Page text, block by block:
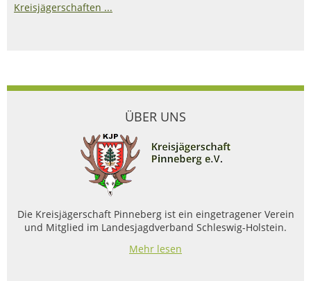
Kreisjägerschaften ...
ÜBER UNS
Die Kreisjägerschaft Pinneberg ist ein eingetragener Verein
und Mitglied im Landesjagdverband Schleswig-Holstein.
Mehr lesen